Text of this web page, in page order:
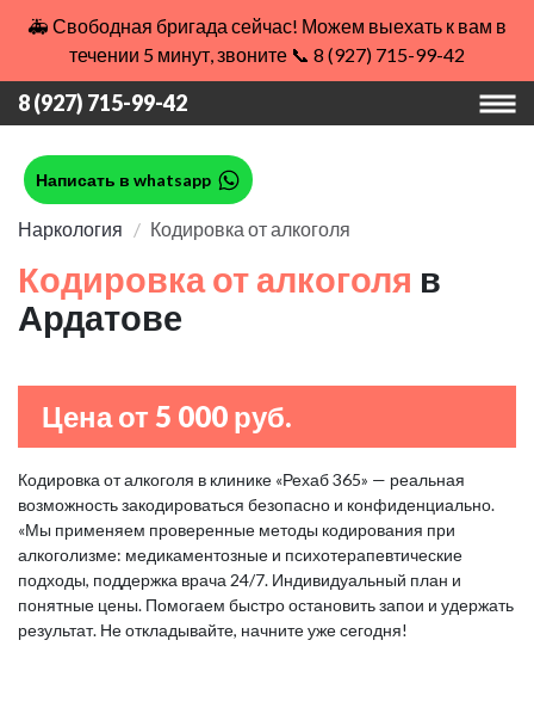
🚑 Свободная бригада сейчас! Можем выехать к вам в
течении 5 минут, звоните 📞 8 (927) 715-99-42
8 (927) 715-99-42
Написать в whatsapp
Наркология Кодировка от алкоголя
Кодировка от алкоголя в
Ардатове
Цена от 5 000 руб.
Кодировка от алкоголя в клинике «Рехаб 365» — реальная
возможность закодироваться безопасно и конфиденциально.
«Мы применяем проверенные методы кодирования при
алкоголизме: медикаментозные и психотерапевтические
подходы, поддержка врача 24/7. Индивидуальный план и
понятные цены. Помогаем быстро остановить запои и удержать
результат. Не откладывайте, начните уже сегодня!